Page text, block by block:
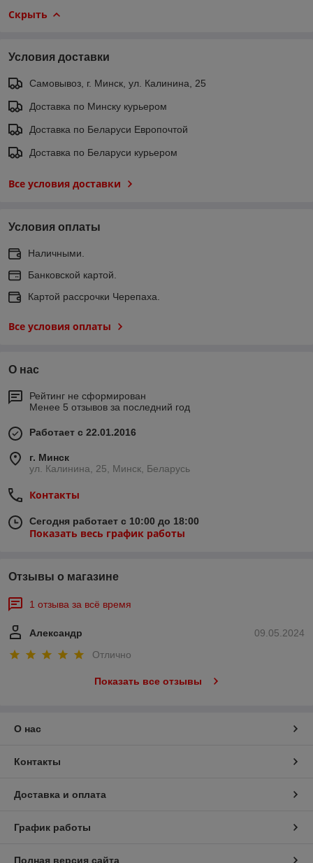
Скрыть
Условия доставки
Самовывоз, г. Минск, ул. Калинина, 25
Доставка по Минску курьером
Доставка по Беларуси Европочтой
Доставка по Беларуси курьером
Все условия доставки
Условия оплаты
Наличными.
Банковской картой.
Картой рассрочки Черепаха.
Все условия оплаты
О нас
Рейтинг не сформирован
Менее 5 отзывов за последний год
Работает с 22.01.2016
г. Минск
ул. Калинина, 25, Минск, Беларусь
Контакты
Сегодня работает с 10:00 до 18:00
Показать весь график работы
Отзывы о магазине
1 отзыва за всё время
09.05.2024
Александр
Отлично
Показать все отзывы
О нас
Контакты
Доставка и оплата
График работы
Полная версия сайта